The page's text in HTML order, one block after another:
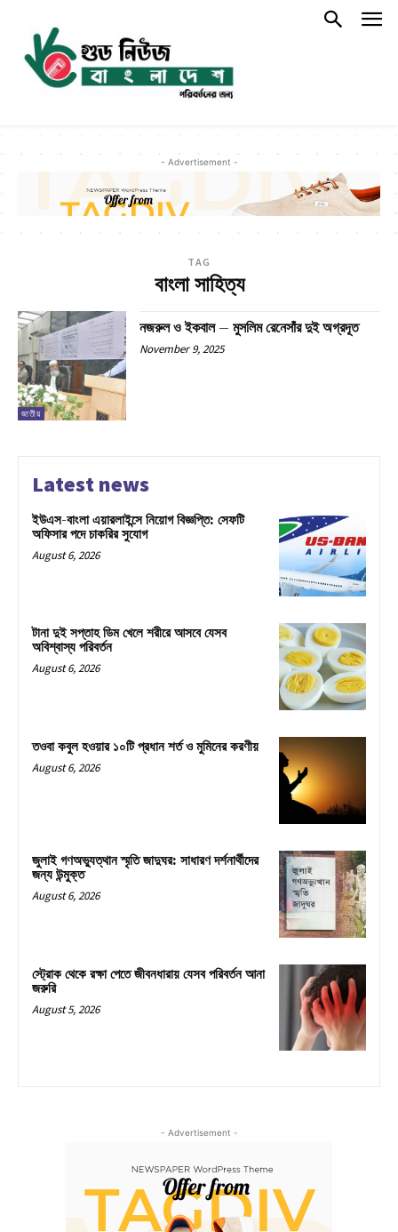
- Advertisement -
TAG
বাংলা সাহিত্য
জাতীয়
নজরুল ও ইকবাল – মুসলিম রেনেসাঁর দুই অগ্রদূত
November 9, 2025
Latest news
ইউএস-বাংলা এয়ারলাইন্সে নিয়োগ বিজ্ঞপ্তি: সেফটি
অফিসার পদে চাকরির সুযোগ
August 6, 2026
টানা দুই সপ্তাহ ডিম খেলে শরীরে আসবে যেসব
অবিশ্বাস্য পরিবর্তন
August 6, 2026
তওবা কবুল হওয়ার ১০টি প্রধান শর্ত ও মুমিনের করণীয়
August 6, 2026
জুলাই গণঅভ্যুত্থান স্মৃতি জাদুঘর: সাধারণ দর্শনার্থীদের
জন্য উন্মুক্ত
August 6, 2026
স্ট্রোক থেকে রক্ষা পেতে জীবনধারায় যেসব পরিবর্তন আনা
জরুরি
August 5, 2026
- Advertisement -